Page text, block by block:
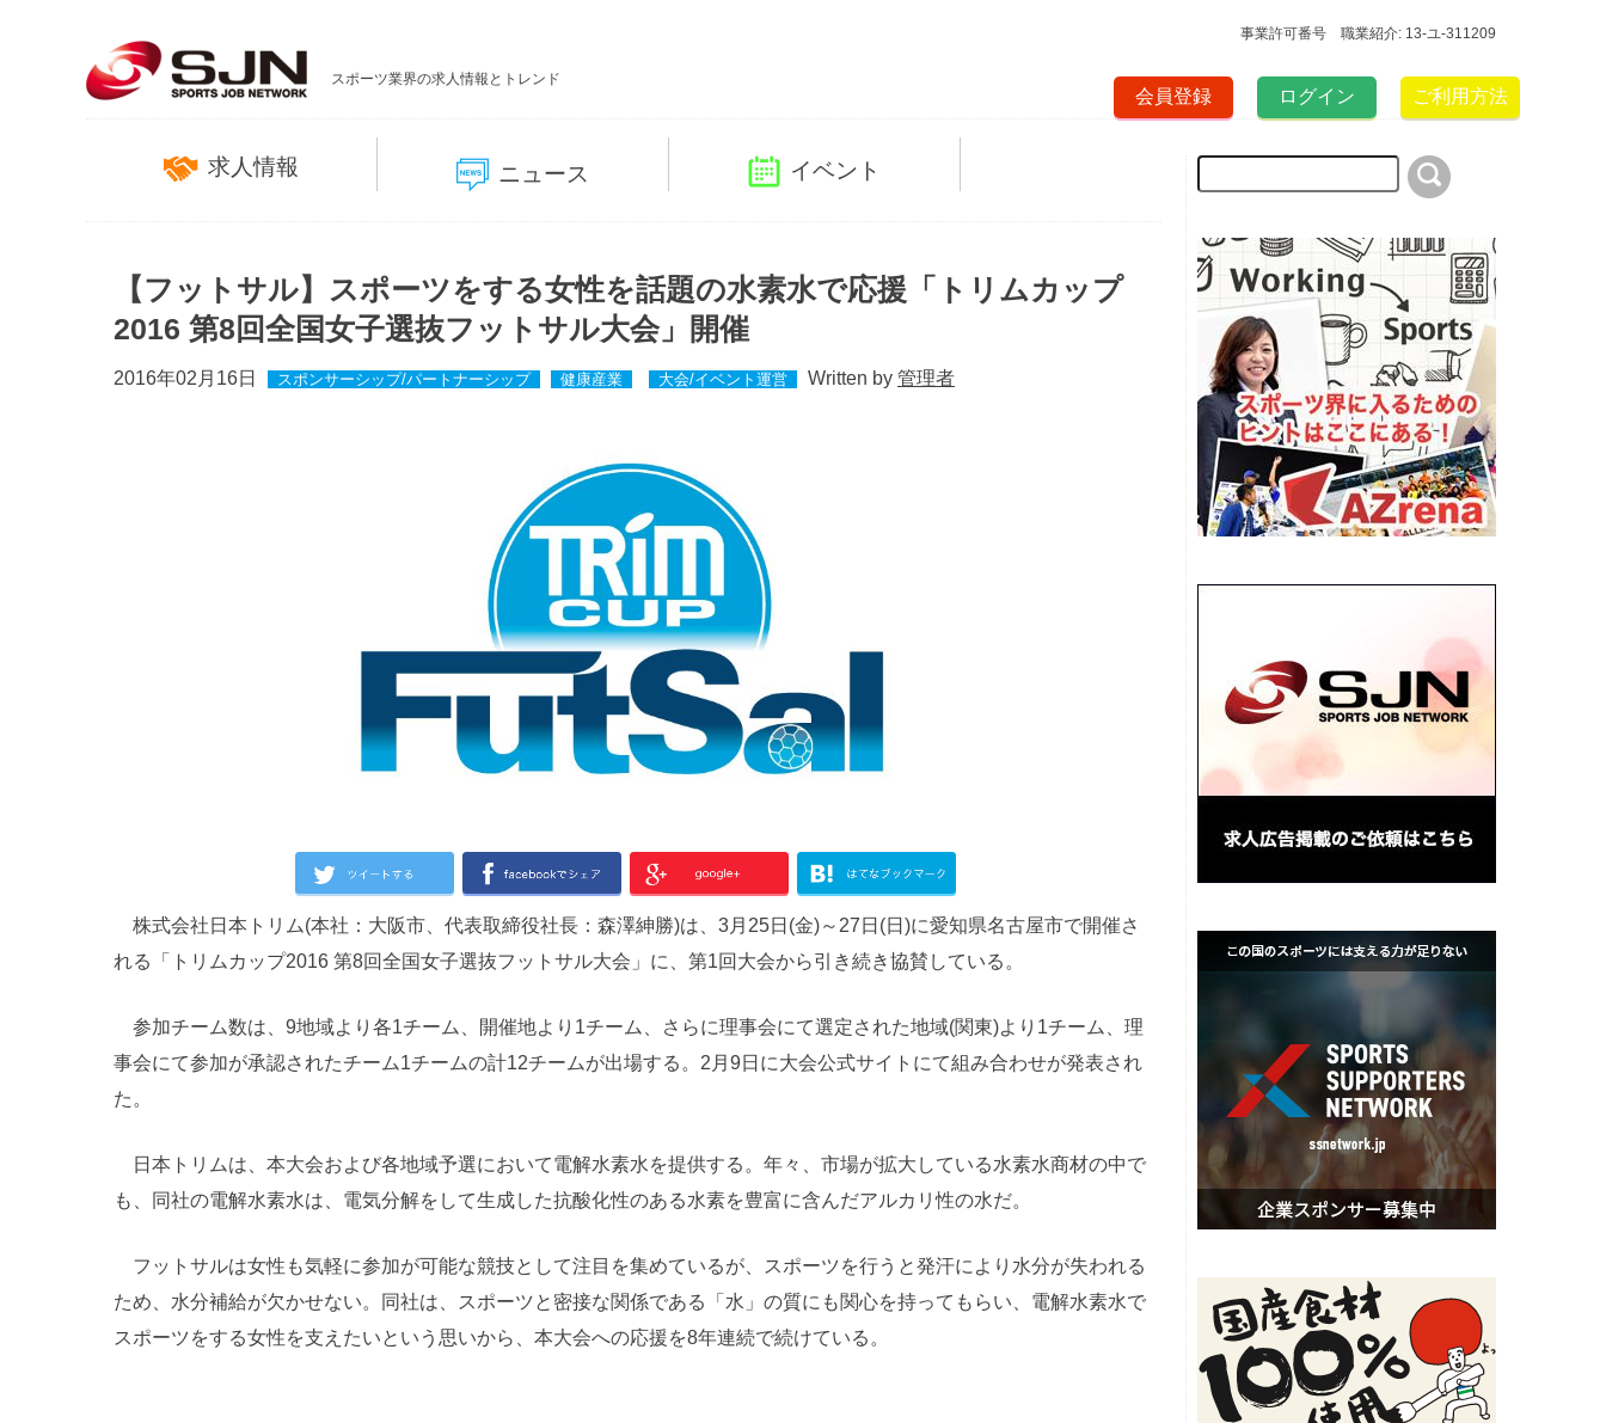
事業許可番号 職業紹介: 13-ユ-311209
スポーツ業界の求人情報とトレンド
会員登録 ログイン ご利用方法
求人情報 ニュース イベント
【フットサル】スポーツをする女性を話題の水素水で応援「トリムカップ
2016 第8回全国女子選抜フットサル大会」開催
2016年02月16日 スポンサーシップ/パートナーシップ 健康産業 大会/イベント運営 Written by 管理者
株式会社日本トリム(本社：大阪市、代表取締役社長：森澤紳勝)は、3月25日(金)～27日(日)に愛知県名古屋市で開催さ
れる「トリムカップ2016 第8回全国女子選抜フットサル大会」に、第1回大会から引き続き協賛している。
参加チーム数は、9地域より各1チーム、開催地より1チーム、さらに理事会にて選定された地域(関東)より1チーム、理
事会にて参加が承認されたチーム1チームの計12チームが出場する。2月9日に大会公式サイトにて組み合わせが発表され
た。
日本トリムは、本大会および各地域予選において電解水素水を提供する。年々、市場が拡大している水素水商材の中で
も、同社の電解水素水は、電気分解をして生成した抗酸化性のある水素を豊富に含んだアルカリ性の水だ。
フットサルは女性も気軽に参加が可能な競技として注目を集めているが、スポーツを行うと発汗により水分が失われる
ため、水分補給が欠かせない。同社は、スポーツと密接な関係である「水」の質にも関心を持ってもらい、電解水素水で
スポーツをする女性を支えたいという思いから、本大会への応援を8年連続で続けている。